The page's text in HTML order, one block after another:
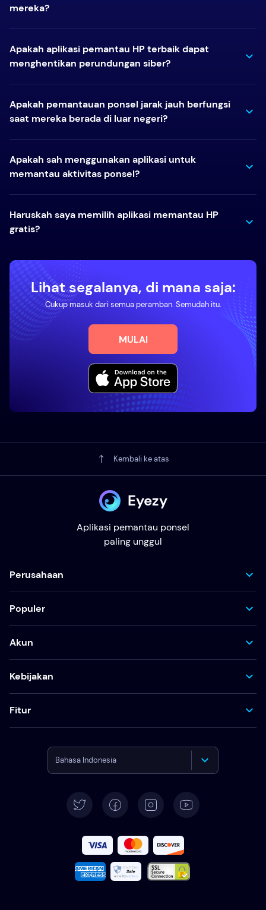
mereka?
Apakah aplikasi pemantau HP terbaik dapat
menghentikan perundungan siber?
Apakah pemantauan ponsel jarak jauh berfungsi
saat mereka berada di luar negeri?
Apakah sah menggunakan aplikasi untuk
memantau aktivitas ponsel?
Haruskah saya memilih aplikasi memantau HP
gratis?
Lihat segalanya, di mana saja:
Cukup masuk dari semua peramban. Semudah itu.
MULAI
Kembali ke atas
Eyezy
Aplikasi pemantau ponsel
paling unggul
Perusahaan
Populer
Akun
Kebijakan
Fitur
Bahasa Indonesia
Deutsch
Español
Français